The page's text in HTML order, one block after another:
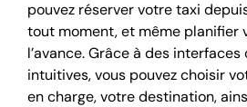
pouvez réserver votre taxi
tout moment, et même planifier
l’avance. Grâce à des
intuitives, vous pouvez choisir
en charge, votre destination,